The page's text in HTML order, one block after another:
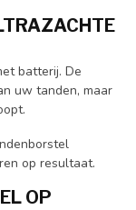
batterij. De
uw tanden, maar
op resultaat.
OP